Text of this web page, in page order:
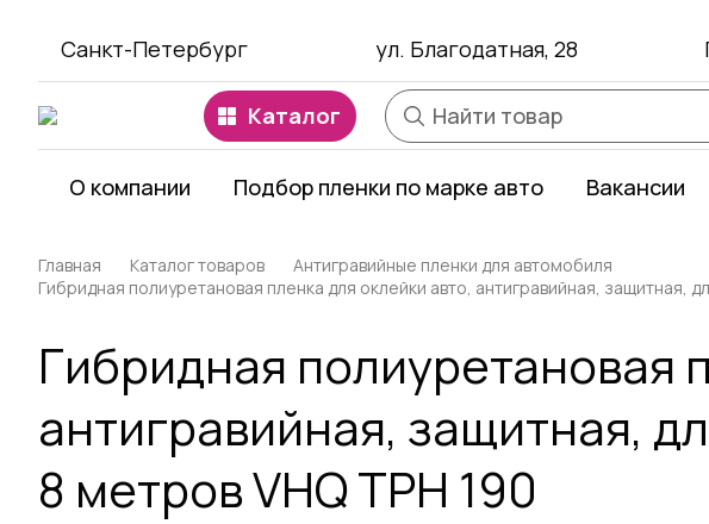
Санкт-Петербург ул. Благодатная, 28
Каталог
О компании Подбор пленки по марке авто Вакансии
Главная Каталог товаров
Антигравийные пленки для автомобиля
Гибридная полиуретановая пленка для оклейки авто, антигравийная, защитная,
Гибридная полиуретановая
антигравийная, защитная,
8 метров VHQ TPH 190